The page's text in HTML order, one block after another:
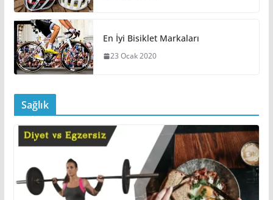
En İyi Bisiklet Markaları
23 Ocak 2020
Sağlık